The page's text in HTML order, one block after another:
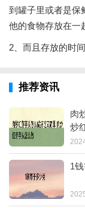
到罐子里或者是保
他的食物存放在一
2、而且存放的时
推荐资讯
肉
炒
1